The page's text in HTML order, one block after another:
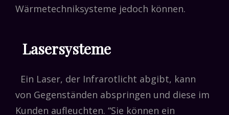
Wärmetechniksysteme jedoch können.
Lasersysteme
Ein Laser, der Infrarotlicht abgibt, kann
von Gegenständen abspringen und diese im
Kunden aufleuchten. “Sie können ein